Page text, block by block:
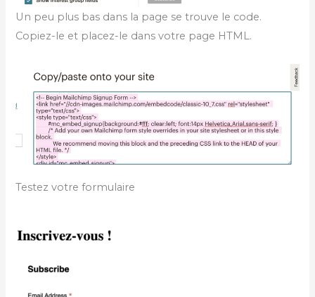
Un peu plus bas dans la page se trouve le code.
Copiez-le et placez-le dans votre page HTML.
Testez votre formulaire